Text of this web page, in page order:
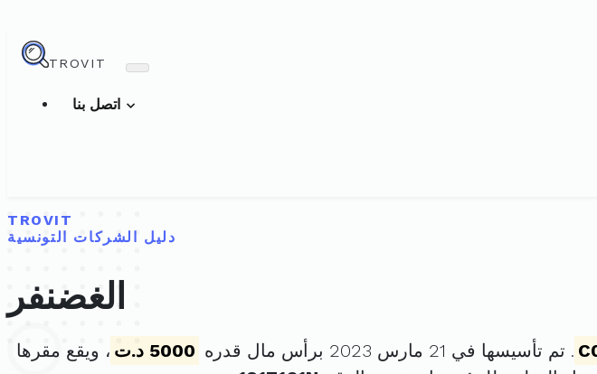
TROVIT
TROVIT
دليل الشركات التونسية
الغضنفر
. تم تأسيسها في 21 مارس 2023 برأس مال قدره 5000 د.ت
، ويقع مقرها